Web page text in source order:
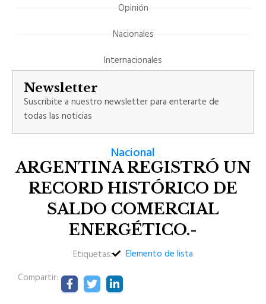
Nacional
ARGENTINA REGISTRÓ UN
RECORD HISTÓRICO DE
SALDO COMERCIAL
ENERGÉTICO.-
Etiquetas:
Elemento de lista
Compartir:
Opinión
Nacionales
Internacionales
Newsletter
Suscribite a nuestro newsletter para enterarte de
todas las noticias